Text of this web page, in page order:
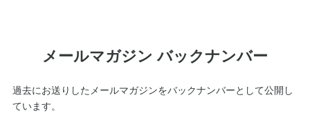
メールマガジン バックナンバー
過去にお送りしたメールマガジンをバックナンバーとして公開し
ています。